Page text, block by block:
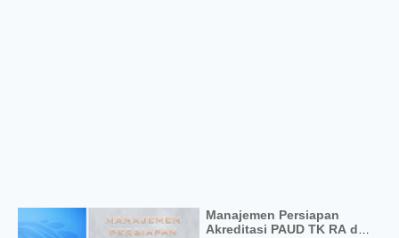
Manajemen Persiapan
Akreditasi PAUD TK RA dan